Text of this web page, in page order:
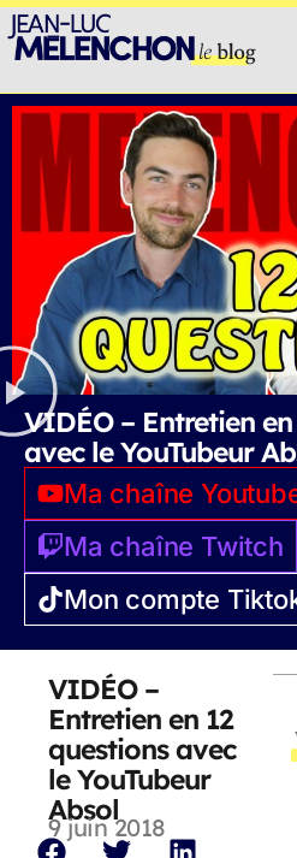
VIDÉO – Entretien
avec le YouTubeur
Ma chaîne
Ma chaîne Twitch
Mon compte
VIDÉO –
Entretien en 12
questions avec
le YouTubeur
Absol
9 juin 2018